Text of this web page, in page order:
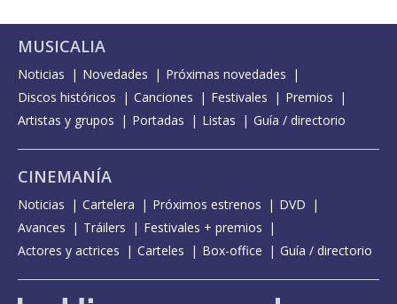
MUSICALIA
Noticias Novedades
Próximas novedades
Discos históricos
Canciones Festivales
Premios
Artistas y grupos
Portadas Listas Guía / directorio
CINEMANÍA
Noticias Cartelera Próximos estrenos
DVD
Avances
Tráilers
Festivales + premios
Actores y actrices
Carteles Box-office Guía / directorio